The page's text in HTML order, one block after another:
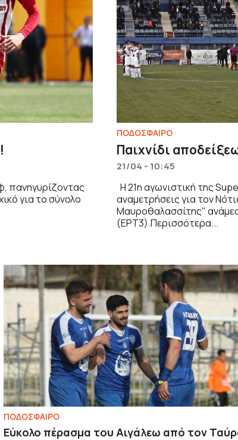
πανηγυρίζοντας
για το σύνολο
ΠΟΔΟΣΦΑΙΡΟ
Παιχνίδι
21/04 - 10:45
Η 21η αγωνιστική της
αναμετρήσεις για τον
Μαυροθαλασσίτης"
(ΕΡΤ3).Περισσότερα...
ΠΟΔΟΣΦΑΙΡΟ
Εύκολο πέρασμα του Αιγάλεω από τον